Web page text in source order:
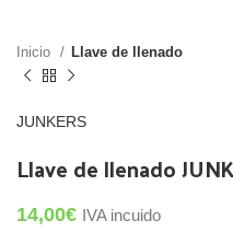
Inicio Llave de llenado
JUNKERS
Llave de llenado
14,00€ IVA incuido